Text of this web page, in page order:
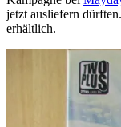
jetzt ausliefern
erhältlich.